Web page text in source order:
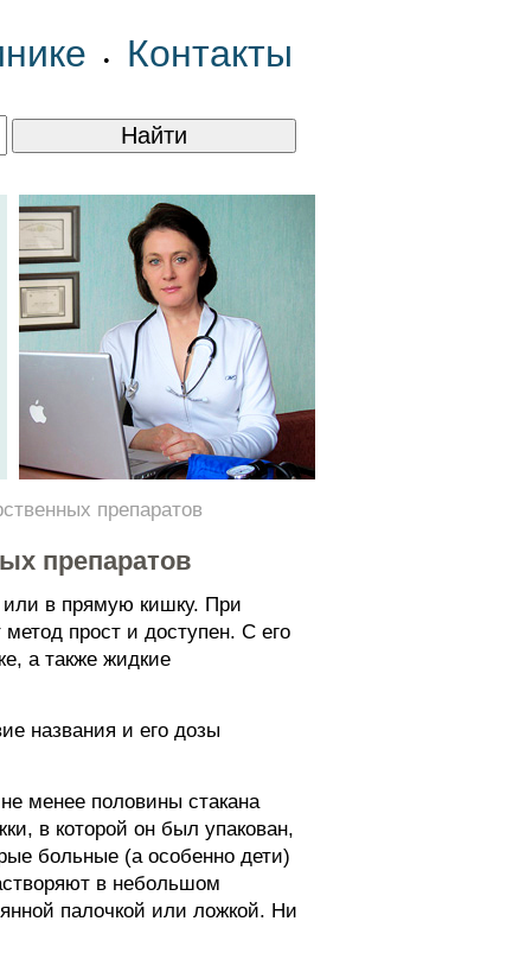
• Контакты
препаратов
препаратов
или в прямую кишку. При
прост и доступен. С его
а также жидкие
названия и его дозы
менее половины стакана
в которой он был упакован,
больные (а особенно дети)
в небольшом
палочкой или ложкой. Ни